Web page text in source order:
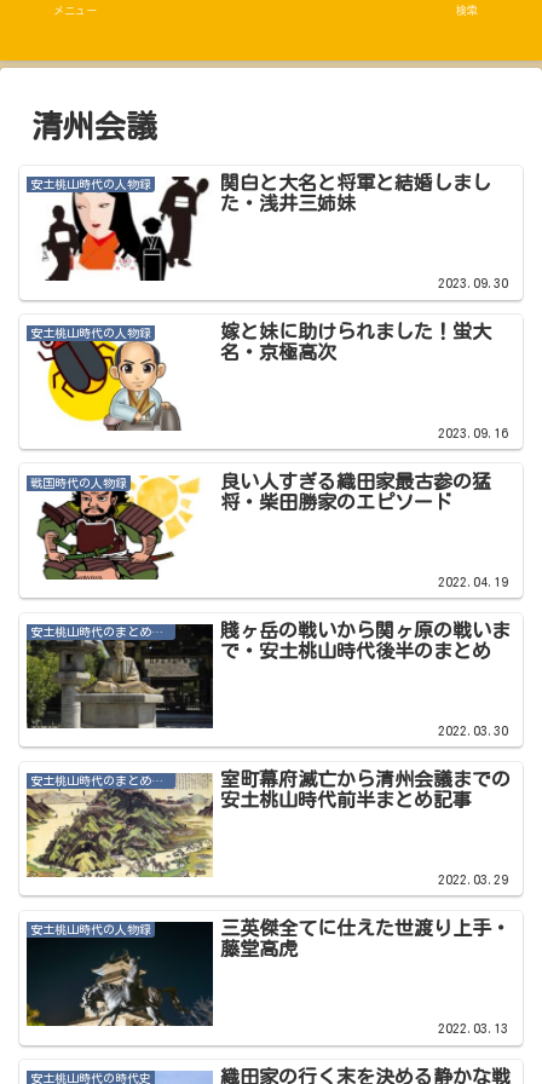
清州会議
安土桃山時代の人物録
関白と大名と将軍と結婚しまし
た・浅井三姉妹
2023.09.30
安土桃山時代の人物録
嫁と妹に助けられました！蛍大
名・京極高次
2023.09.16
戦国時代の人物録
良い人すぎる織田家最古参の猛
将・柴田勝家のエピソード
2022.04.19
安土桃山時代のまとめ・その他記事
賤ヶ岳の戦いから関ヶ原の戦いま
で・安土桃山時代後半のまとめ
2022.03.30
安土桃山時代のまとめ・その他記事
室町幕府滅亡から清州会議までの
安土桃山時代前半まとめ記事
2022.03.29
安土桃山時代の人物録
三英傑全てに仕えた世渡り上手・
藤堂高虎
2022.03.13
安土桃山時代の時代史 織田家の行く末を決める静かな戦
メニュー 検索